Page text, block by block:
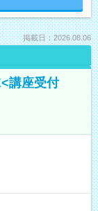
掲載日：2026.08.06
講座受付